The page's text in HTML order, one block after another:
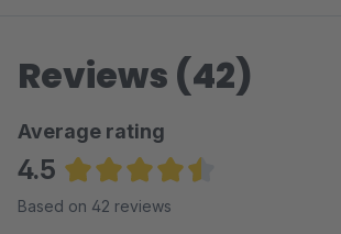
Reviews (42)
Average rating
4.5
Average rating of 4.52 out of 5 stars
Based on 42 reviews